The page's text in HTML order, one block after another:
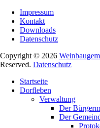
Impressum
Kontakt
Downloads
Datenschutz
Copyright © 2026
Reserved. Datenschutz
oben
scrollen
Startseite
Dorfleben
Verwaltung
Der
Der